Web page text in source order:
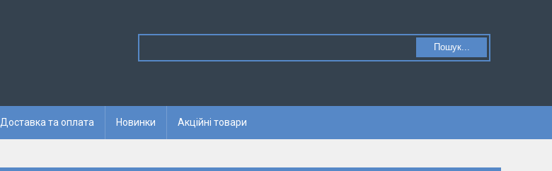
Пошук...
Доставка та оплата Новинки Акційні товари